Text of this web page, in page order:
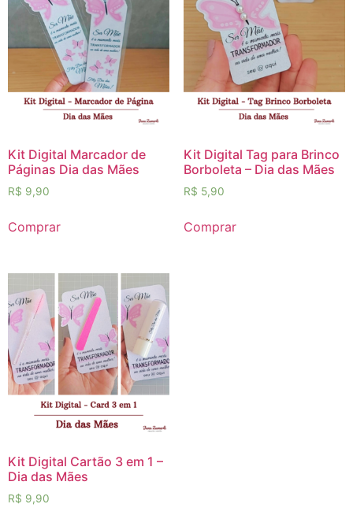
Kit Digital Marcador de
Páginas Dia das Mães
R$ 9,90
Comprar
Kit Digital Tag para Brinco
Borboleta – Dia das Mães
R$ 5,90
Comprar
Kit Digital Cartão 3 em 1 –
Dia das Mães
R$ 9,90